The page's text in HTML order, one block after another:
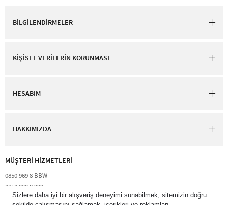
BİLGİLENDİRMELER
KİŞİSEL VERİLERİN KORUNMASI
HESABIM
HAKKIMIZDA
MÜŞTERİ HİZMETLERİ​
0850 969 8 BBW​
0850 969 8 229​​
destek@bathandbodyworks.com.tr